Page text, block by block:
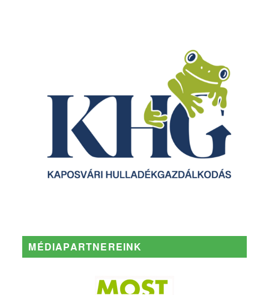
MÉDIAPARTNEREINK